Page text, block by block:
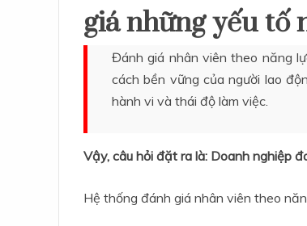
giá những yếu tố
Đánh giá nhân viên theo năng
cách bền vững của người lao
hành vi và thái độ làm việc.
Vậy, câu hỏi đặt ra là: Doanh nghiệp
Hệ thống đánh giá nhân viên theo